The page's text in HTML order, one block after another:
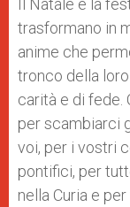
Il Natale è la
trasformano in
anime che
tronco della
carità e di fede.
per scambiarci
voi, per i vostri
pontifici, per
nella Curia e